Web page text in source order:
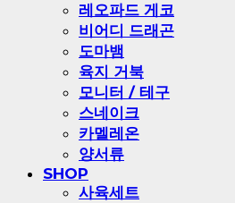
레오파드 게코
비어디 드래곤
도마뱀
육지 거북
모니터 / 테구
스네이크
카멜레온
양서류
SHOP
사육세트